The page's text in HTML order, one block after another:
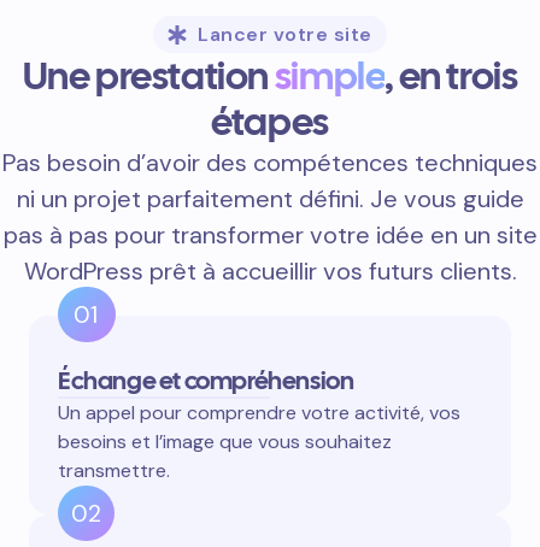
Lancer votre site
Une prestationsimple, en trois
étapes
Pas besoin d’avoir des compétences techniques
ni un projet parfaitement défini. Je vous guide
pas à pas pour transformer votre idée en un site
WordPress prêt à accueillir vos futurs clients.
01
Échange et compréhension
Un appel pour comprendre votre activité, vos
besoins et l’image que vous souhaitez
transmettre.
02